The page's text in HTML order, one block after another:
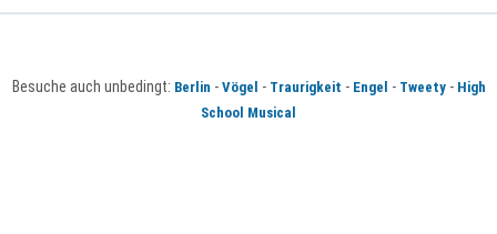
Besuche auch unbedingt: Berlin - Vögel - Traurigkeit - Engel - Tweety- High
School Musical